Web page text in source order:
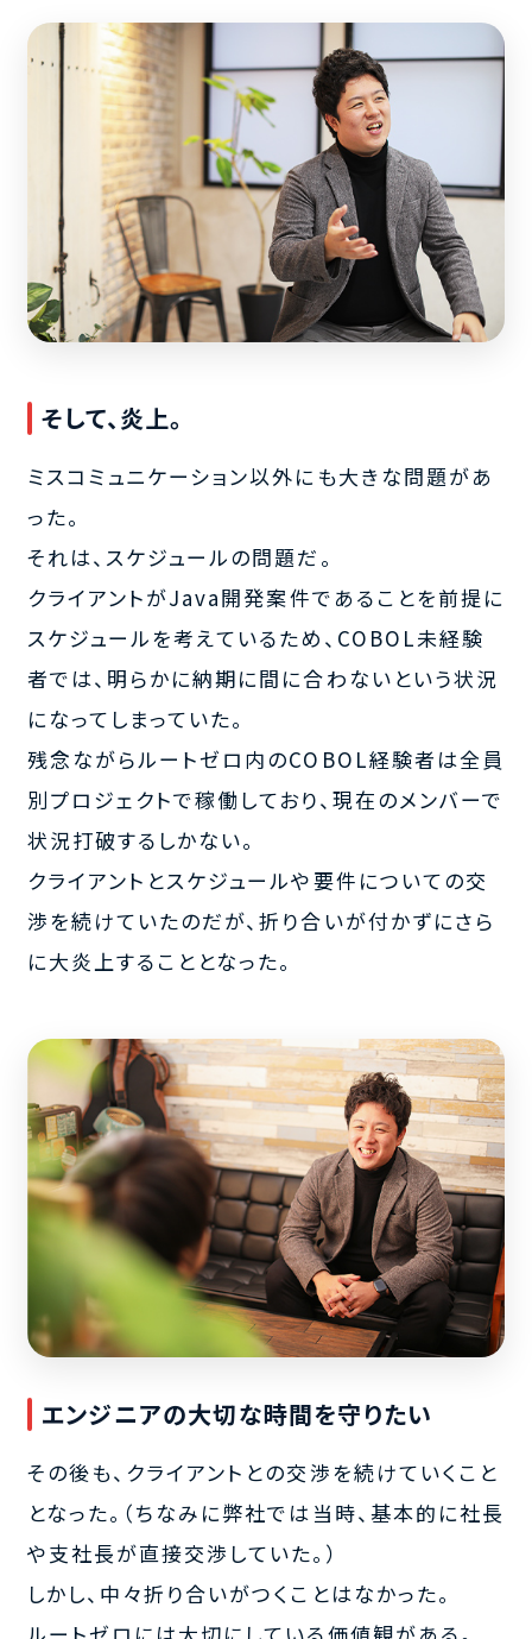
そして、炎上。
ミスコミュニケーション以外にも大きな問題があ
った。
それは、スケジュールの問題だ。
クライアントがJava開発案件であることを前提に
スケジュールを考えているため、COBOL未経験
者では、明らかに納期に間に合わないという状況
になってしまっていた。
残念ながらルートゼロ内のCOBOL経験者は全員
別プロジェクトで稼働しており、現在のメンバーで
状況打破するしかない。
クライアントとスケジュールや要件についての交
渉を続けていたのだが、折り合いが付かずにさら
に大炎上することとなった。
エンジニアの大切な時間を守りたい
その後も、クライアントとの交渉を続けていくこと
となった。（ちなみに弊社では当時、基本的に社長
や支社長が直接交渉していた。）
しかし、中々折り合いがつくことはなかった。